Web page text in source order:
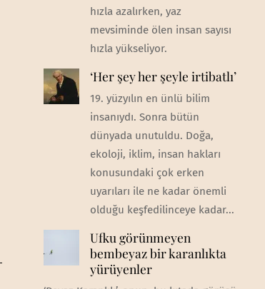
hızla azalırken, yaz
mevsiminde ölen insan sayısı
hızla yükseliyor.
‘Her şey her şeyle irtibatlı’
19. yüzyılın en ünlü bilim
insanıydı. Sonra bütün
dünyada unutuldu. Doğa,
ekoloji, iklim, insan hakları
konusundaki çok erken
uyarıları ile ne kadar önemli
olduğu keşfedilinceye kadar...
Ufku görünmeyen
bembeyaz bir karanlıkta
yürüyenler